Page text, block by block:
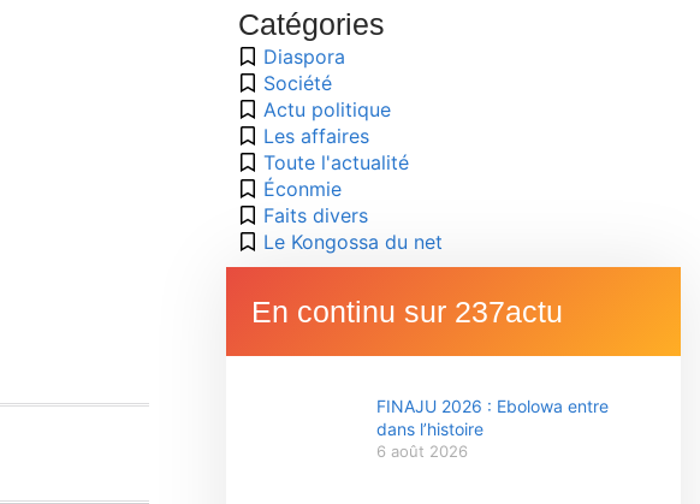
Catégories
Diaspora
Société
Actu politique
Les affaires
Toute l'actualité
Éconmie
Faits divers
Le Kongossa du net
En continu sur 237actu
FINAJU 2026 : Ebolowa entre
dans l’histoire
6 août 2026